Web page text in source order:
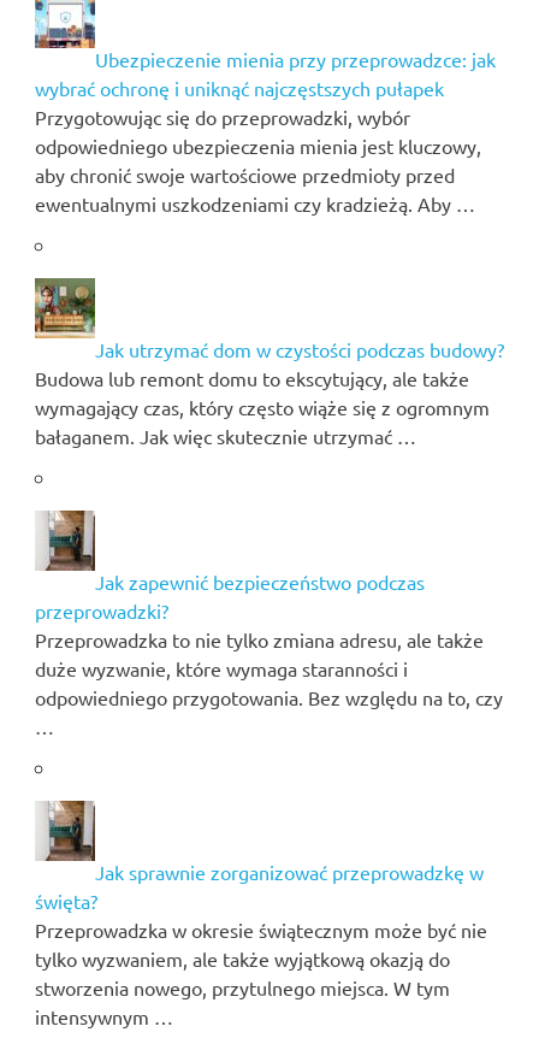
Ubezpieczenie mienia przy przeprowadzce: jak
wybrać ochronę i uniknąć najczęstszych pułapek
Przygotowując się do przeprowadzki, wybór
odpowiedniego ubezpieczenia mienia jest kluczowy,
aby chronić swoje wartościowe przedmioty przed
ewentualnymi uszkodzeniami czy kradzieżą. Aby …
Jak utrzymać dom w czystości podczas budowy?
Budowa lub remont domu to ekscytujący, ale także
wymagający czas, który często wiąże się z ogromnym
bałaganem. Jak więc skutecznie utrzymać …
Jak zapewnić bezpieczeństwo podczas
przeprowadzki?
Przeprowadzka to nie tylko zmiana adresu, ale także
duże wyzwanie, które wymaga staranności i
odpowiedniego przygotowania. Bez względu na to, czy
…
Jak sprawnie zorganizować przeprowadzkę w
święta?
Przeprowadzka w okresie świątecznym może być nie
tylko wyzwaniem, ale także wyjątkową okazją do
stworzenia nowego, przytulnego miejsca. W tym
intensywnym …